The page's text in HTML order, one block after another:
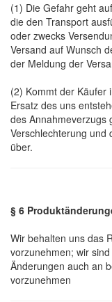
(1) Die Gefahr geht
die den Transport
oder zwecks
Versand auf Wunsch
der Meldung der
(2) Kommt der Käufer
Ersatz des uns
des Annahmeverzugs
Verschlechterung und
über.
§ 6
Wir behalten uns das
vorzunehmen; wir
Änderungen auch an
vorzunehmen